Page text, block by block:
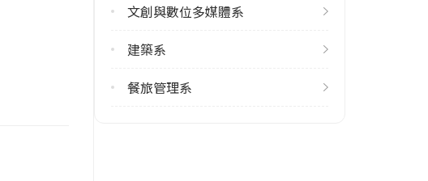
文創與數位多媒體系
建築系
餐旅管理系